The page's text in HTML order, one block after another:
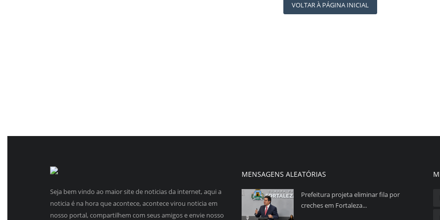
VOLTAR À PÁGINA INICIAL
Seja bem vindo ao maior site de noticias da internet, aqui a
noticia é na hora que acontece, acontece virou noticia em
nosso portal, compartilhem com seus amigos e envie nosso
MENSAGENS ALEATÓRIAS
Prefeitura projeta eliminar fila por
creches em Fortaleza...